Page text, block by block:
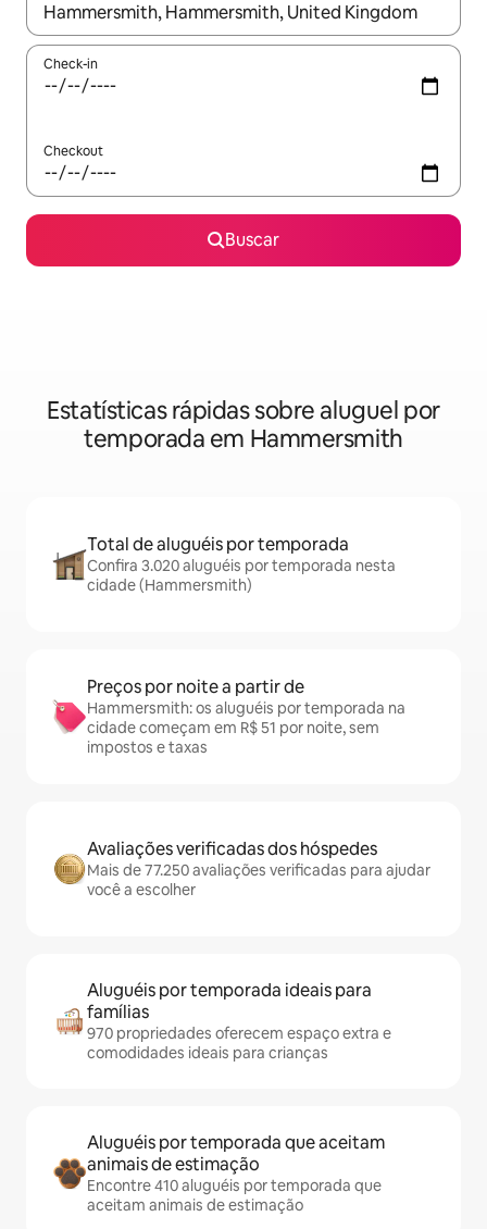
Quando os resultados estiverem disponíveis, explore-os
Check-in
Checkout
Buscar
Estatísticas rápidas sobre aluguel por
temporada em Hammersmith
Total de aluguéis por temporada
Confira 3.020 aluguéis por temporada nesta
cidade (Hammersmith)
Preços por noite a partir de
Hammersmith: os aluguéis por temporada na
cidade começam em R$ 51 por noite, sem
impostos e taxas
Avaliações verificadas dos hóspedes
Mais de 77.250 avaliações verificadas para ajudar
você a escolher
Aluguéis por temporada ideais para
famílias
970 propriedades oferecem espaço extra e
comodidades ideais para crianças
Aluguéis por temporada que aceitam
animais de estimação
Encontre 410 aluguéis por temporada que
aceitam animais de estimação